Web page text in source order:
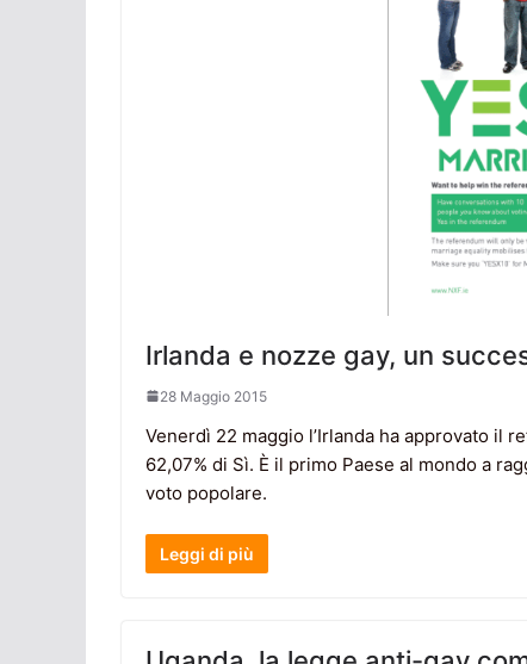
Irlanda e nozze gay, un
28 Maggio 2015
Venerdì 22 maggio l’Irlanda ha approvato il
62,07% di Sì. È il primo Paese al mondo a
voto popolare.
Leggi di più